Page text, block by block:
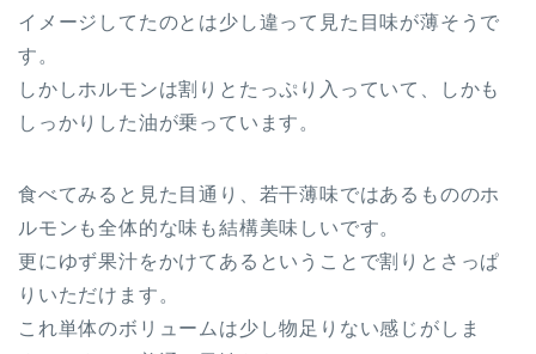
イメージしてたのとは少し違って見た目味が薄そうで
す。
しかしホルモンは割りとたっぷり入っていて、しかも
しっかりした油が乗っています。
食べてみると見た目通り、若干薄味ではあるもののホ
ルモンも全体的な味も結構美味しいです。
更にゆず果汁をかけてあるということで割りとさっぱ
りいただけます。
これ単体のボリュームは少し物足りない感じがしま